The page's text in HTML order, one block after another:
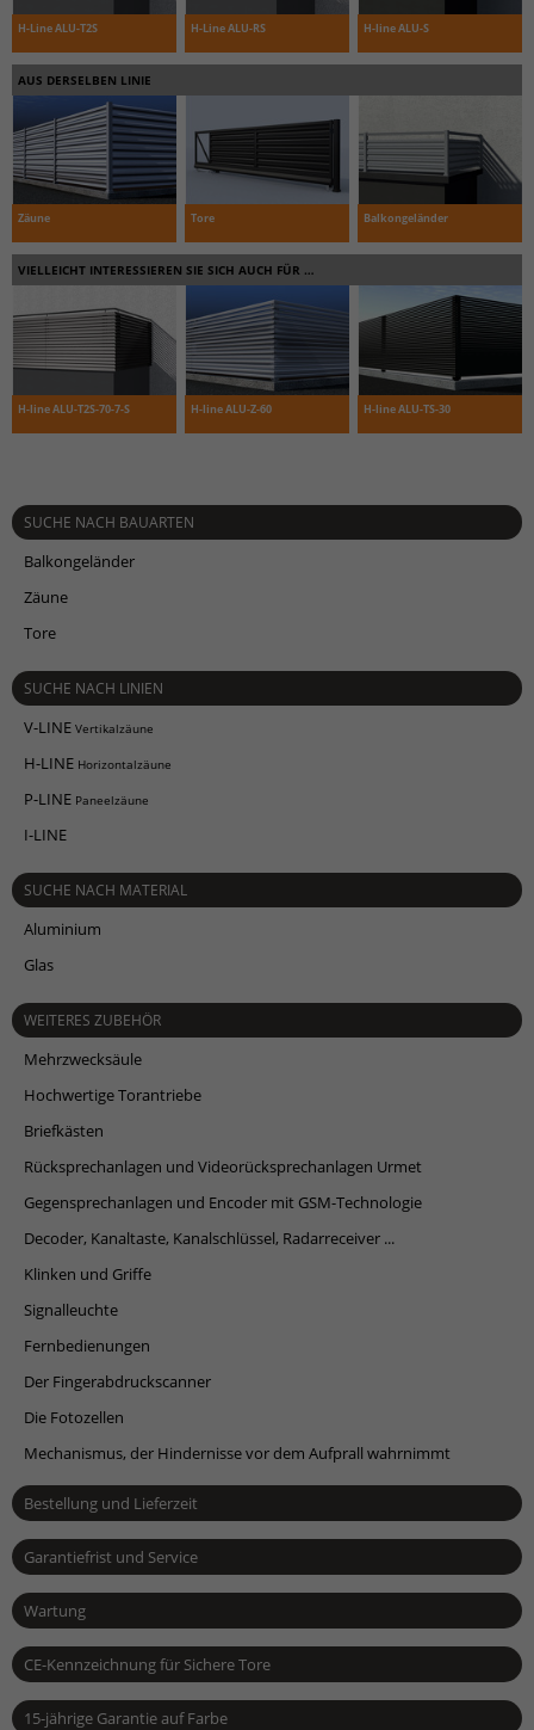
SUCHE NACH BAUARTEN
Balkongeländer
Zäune
Tore
SUCHE NACH LINIEN
V-LINE Vertikalzäune
H-LINE Horizontalzäune
P-LINE Paneelzäune
I-LINE
SUCHE NACH MATERIAL
Aluminium
Glas
WEITERES ZUBEHÖR
Mehrzwecksäule
Hochwertige Torantriebe
Briefkästen
Rücksprechanlagen und Videorücksprechanlagen Urmet
Gegensprechanlagen und Encoder mit GSM-Technologie
Decoder, Kanaltaste, Kanalschlüssel, Radarreceiver ...
Klinken und Griffe
Signalleuchte
Fernbedienungen
Der Fingerabdruckscanner
Die Fotozellen
Mechanismus, der Hindernisse vor dem Aufprall wahrnimmt
Bestellung und Lieferzeit
Garantiefrist und Service
Wartung
CE-Kennzeichnung für Sichere Tore
15-jährige Garantie auf Farbe
H-Line ALU-T2S H-Line ALU-RS H-line ALU-S
AUS DERSELBEN LINIE
Zäune Tore Balkongeländer
VIELLEICHT INTERESSIEREN SIE SICH AUCH FÜR …
H-line ALU-T2S-70-7-S H-line ALU-Z-60 H-line ALU-TS-30